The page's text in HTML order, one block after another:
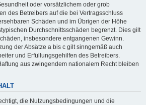
oder vorsätzlichem oder grob
des Betreibers auf die bei Vertragsschluss
Schäden und im Übrigen der Höhe
Durchschnittsschäden begrenzt. Dies gilt
insbesondere entgangenen Gewinn.
der Absätze a bis c gilt sinngemäß auch
und Erfüllungsgehilfen des Betreibers.
aus zwingendem nationalem Recht bleiben
die Nutzungsbedingungen und die